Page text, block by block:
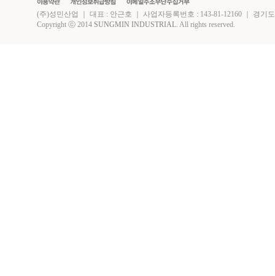
(주)성민산업 ｜ 대표 : 안근호 ｜ 사업자등록번호 : 143-81-12160 ｜ 경기
Copyright ⓒ 2014 SUNGMIN INDUSTRIAL. All rights reserved.